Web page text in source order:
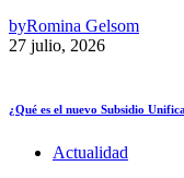
byRomina Gelsom
27 julio, 2026
¿Qué es el nuevo Subsidio
Actualidad